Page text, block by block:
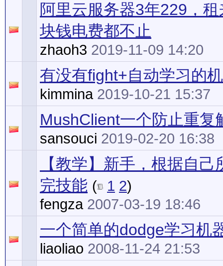
阿里云服务器3年229，
块钱电费都不止
zhaoh3 2019-11-09 14:20
有没有fight+自动学习的
kimmina 2019-10-21 15:37
MushClient一个防止重复
sansouci 2019-02-20 16:38
【教学】新手，根据自
完技能 ( 1 2)
fengza 2007-03-19 18:46
一个简单的dodge学习机
liaoliao 2008-11-24 21:53